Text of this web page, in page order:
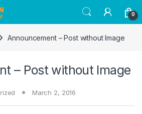
0
Announcement – Post without Image
– Post without Image
March 2, 2016
items! Celebrate
FASHION Home
Got it!